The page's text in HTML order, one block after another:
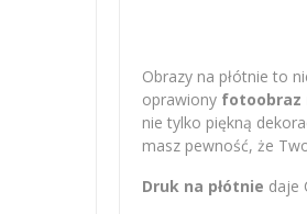
Obrazy na płótnie to
oprawiony fotoobraz
nie tylko piękną
masz pewność, że
Druk na płótnie daje